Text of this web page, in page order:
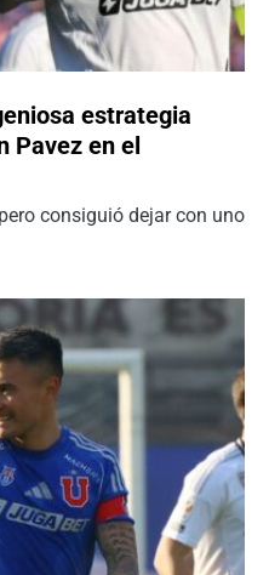
estrategia
Pavez en el
consiguió dejar con uno